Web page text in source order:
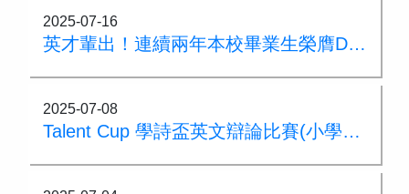
2025-07-16
英才輩出！連續兩年本校畢業生榮膺DSE狀元！
2025-07-08
Talent Cup 學詩盃英文辯論比賽(小學組)